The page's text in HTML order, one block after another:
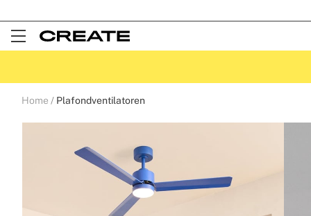
Open
Home Plafondventilatoren